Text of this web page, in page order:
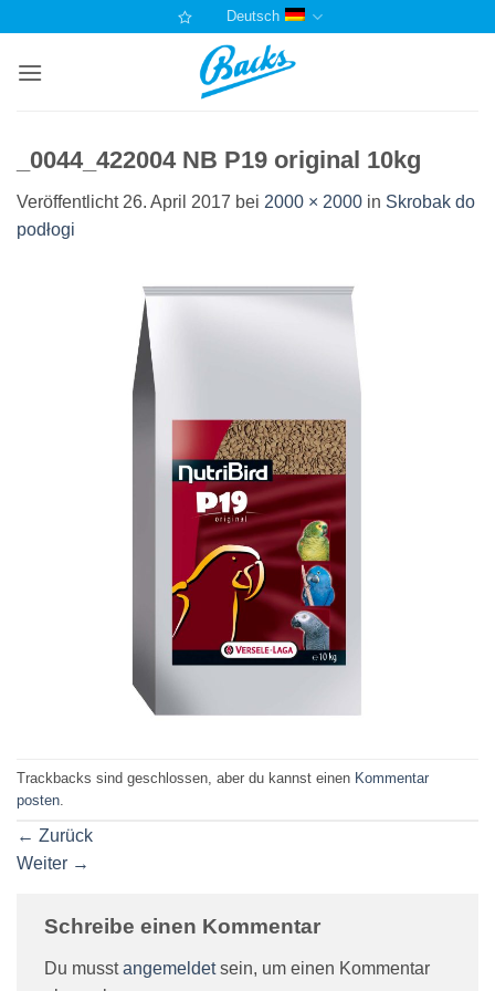
springen
Deutsch
_0044_422004 NB P19 original 10kg
Veröffentlicht 26. April 2017 bei 2000 × 2000 in Skrobak do
podłogi
Trackbacks sind geschlossen, aber du kannst einen Kommentar
posten
← Zurück
Weiter →
Schreibe einen Kommentar
Du musstangemeldetsein, um einen Kommentar